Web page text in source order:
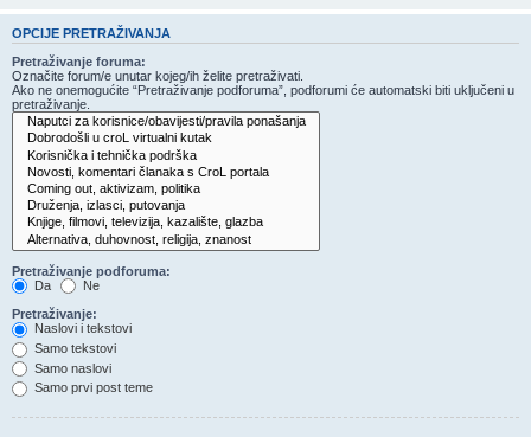
OPCIJE PRETRAŽIVANJA
Pretraživanje foruma:
Označite forum/e unutar kojeg/ih želite pretraživati.
Ako ne onemogućite “Pretraživanje podforuma”, podforumi će automatski biti uključeni u
pretraživanje.
Pretraživanje podforuma:
Da
Ne
Pretraživanje:
Naslovi i tekstovi
Samo tekstovi
Samo naslovi
Samo prvi post teme